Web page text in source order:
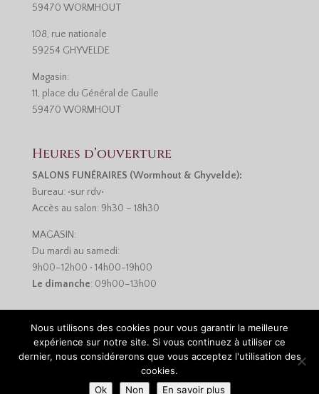
59470 WORMHOUT
108, rue nationale
59254 GHYVELDE
Magasin:
11, place du Général de Gaulle
59470 WORMHOUT
Heures d’ouverture
SALONS FUNÉRAIRES (Wormhout & Ghyvelde):
Bureau: •sur rdv•
Accès au salon: 9h30 – 18h30
MAGASIN:
Du mardi au samedi:
9h00–12h00 • 14h00-19h00
Le dimanche: 09h00–13h00
Monsieur-Site.com
politique de confidentialité
Nous utilisons des cookies pour vous garantir la meilleure
expérience sur notre site. Si vous continuez à utiliser ce
dernier, nous considérerons que vous acceptez l'utilisation des
cookies.
Ok
Non En savoir plus